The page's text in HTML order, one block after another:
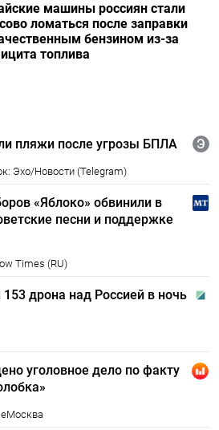
машины россиян стали
ломаться после заправки
бензином из-за
топлива